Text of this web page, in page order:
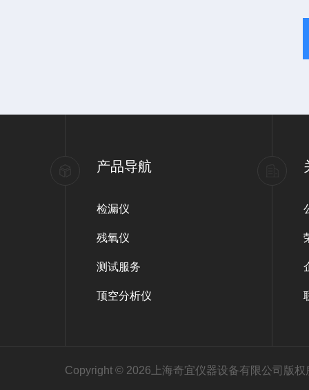
产品导航
检漏仪
残氧仪
测试服务
顶空分析仪
Copyright © 2026上海奇宜仪器设备有限公司版